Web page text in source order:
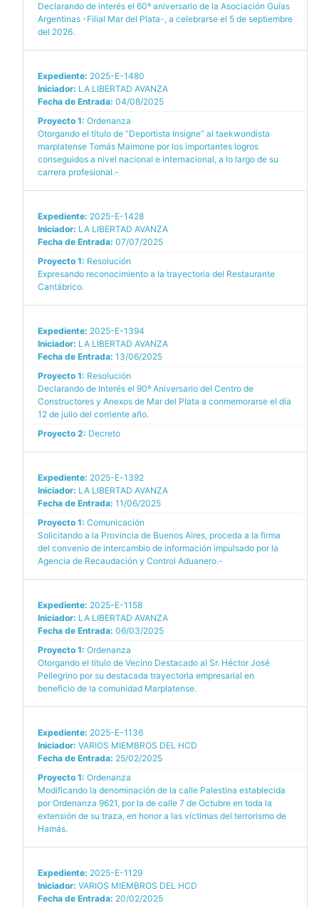
Declarando de interés el 60º aniversario de la Asociación Guías
Argentinas -Filial Mar del Plata-, a celebrarse el 5 de septiembre
del 2026.
Expediente: 2025-E-1480
Iniciador: LA LIBERTAD AVANZA
Fecha de Entrada: 04/08/2025
Proyecto 1: Ordenanza
Otorgando el título de “Deportista Insigne” al taekwondista
marplatense Tomás Maimone por los importantes logros
conseguidos a nivel nacional e internacional, a lo largo de su
carrera profesional.-
Expediente: 2025-E-1428
Iniciador: LA LIBERTAD AVANZA
Fecha de Entrada: 07/07/2025
Proyecto 1: Resolución
Expresando reconocimiento a la trayectoria del Restaurante
Cantábrico.
Expediente: 2025-E-1394
Iniciador: LA LIBERTAD AVANZA
Fecha de Entrada: 13/06/2025
Proyecto 1: Resolución
Declarando de Interés el 90º Aniversario del Centro de
Constructores y Anexos de Mar del Plata a conmemorarse el día
12 de julio del corriente año.
Proyecto 2: Decreto
Expediente: 2025-E-1392
Iniciador: LA LIBERTAD AVANZA
Fecha de Entrada: 11/06/2025
Proyecto 1: Comunicación
Solicitando a la Provincia de Buenos Aires, proceda a la firma
del convenio de intercambio de información impulsado por la
Agencia de Recaudación y Control Aduanero.-
Expediente: 2025-E-1158
Iniciador: LA LIBERTAD AVANZA
Fecha de Entrada: 06/03/2025
Proyecto 1: Ordenanza
Otorgando el titulo de Vecino Destacado al Sr. Héctor José
Pellegrino por su destacada trayectoria empresarial en
beneficio de la comunidad Marplatense.
Expediente: 2025-E-1136
Iniciador: VARIOS MIEMBROS DEL HCD
Fecha de Entrada: 25/02/2025
Proyecto 1: Ordenanza
Modificando la denominación de la calle Palestina establecida
por Ordenanza 9621, por la de calle 7 de Octubre en toda la
extensión de su traza, en honor a las víctimas del terrorismo de
Hamás.
Expediente: 2025-E-1129
Iniciador: VARIOS MIEMBROS DEL HCD
Fecha de Entrada: 20/02/2025